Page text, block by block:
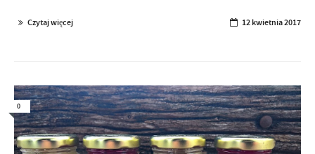
Czytaj więcej 12 kwietnia 2017
0